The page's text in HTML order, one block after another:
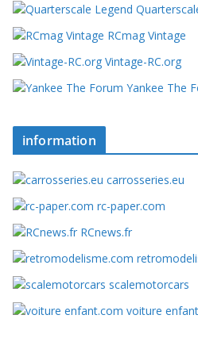
RCmag Vintage
Vintage-RC.org
Yankee The
information
carrosseries.eu
rc-paper.com
RCnews.fr
scalemotorcars
voiture